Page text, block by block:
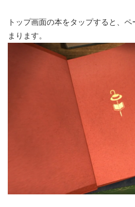
トップ画面の本をタップすると、
まります。